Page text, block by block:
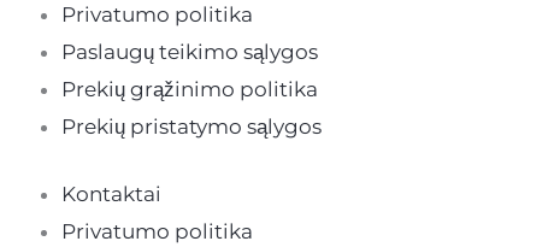
Privatumo politika
Paslaugų teikimo sąlygos
Prekių grąžinimo politika
Prekių pristatymo sąlygos
Kontaktai
Privatumo politika